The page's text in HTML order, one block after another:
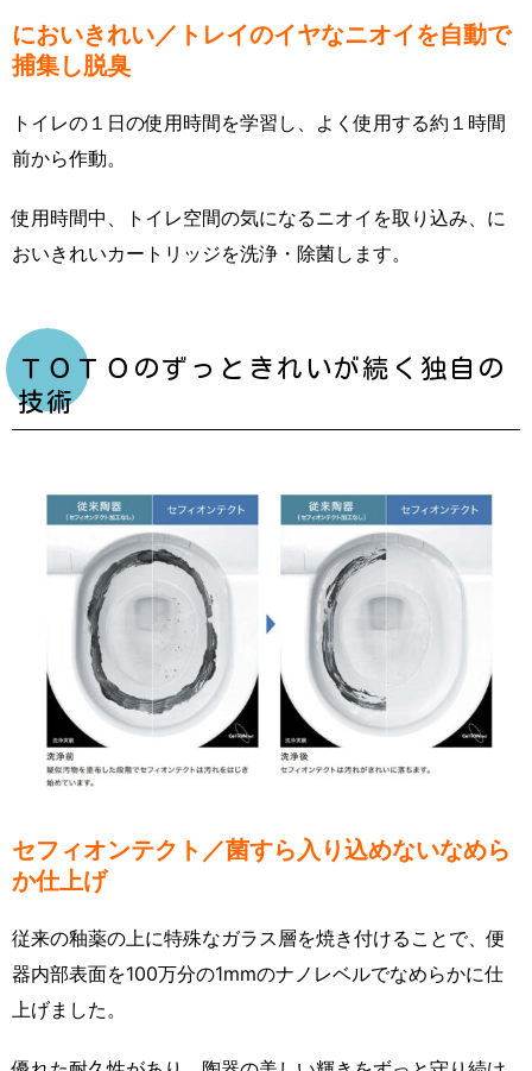
においきれい／トレイのイヤなニオイを自動で
捕集し脱臭
トイレの１日の使用時間を学習し、よく使用する約１時間
前から作動。
使用時間中、トイレ空間の気になるニオイを取り込み、に
おいきれいカートリッジを洗浄・除菌します。
ＴＯＴＯのずっときれいが続く独自の
技術
セフィオンテクト／菌すら入り込めないなめら
か仕上げ
従来の釉薬の上に特殊なガラス層を焼き付けることで、便
器内部表面を100万分の1mmのナノレベルでなめらかに仕
上げました。